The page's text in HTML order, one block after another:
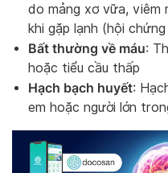
do mảng xơ vữa, viêm
khi gặp lạnh (hội
Bất thường về máu:
hoặc tiểu cầu thấp
Hạch bạch huyết:
em hoặc người lớn